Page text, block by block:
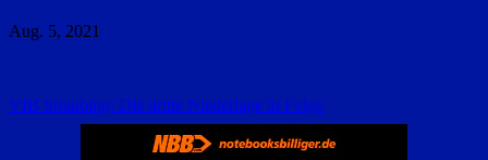
Aug. 5, 2021
Beitragsnavigation
VfB Straubing: Die dritte Niederlage in Folge